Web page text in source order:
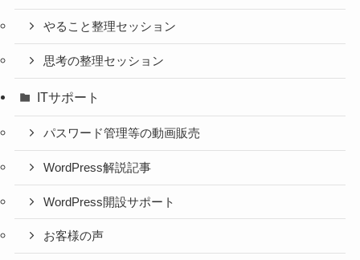
やること整理セッション
思考の整理セッション
ITサポート
パスワード管理等の動画販売
WordPress解説記事
WordPress開設サポート
お客様の声